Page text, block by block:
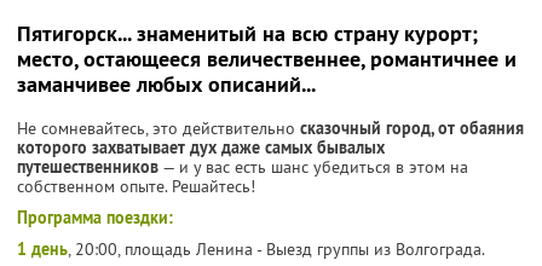
Пятигорск... знаменитый на всю страну курорт;
место, остающееся величественнее, романтичнее и
заманчивее любых описаний...
Не сомневайтесь, это действительно сказочный город, от обаяния
которого захватывает дух даже самых бывалых
путешественников — и у вас есть шанс убедиться в этом на
собственном опыте. Решайтесь!
Программа поездки:
1 день, 20:00, площадь Ленина - Выезд группы из Волгограда.